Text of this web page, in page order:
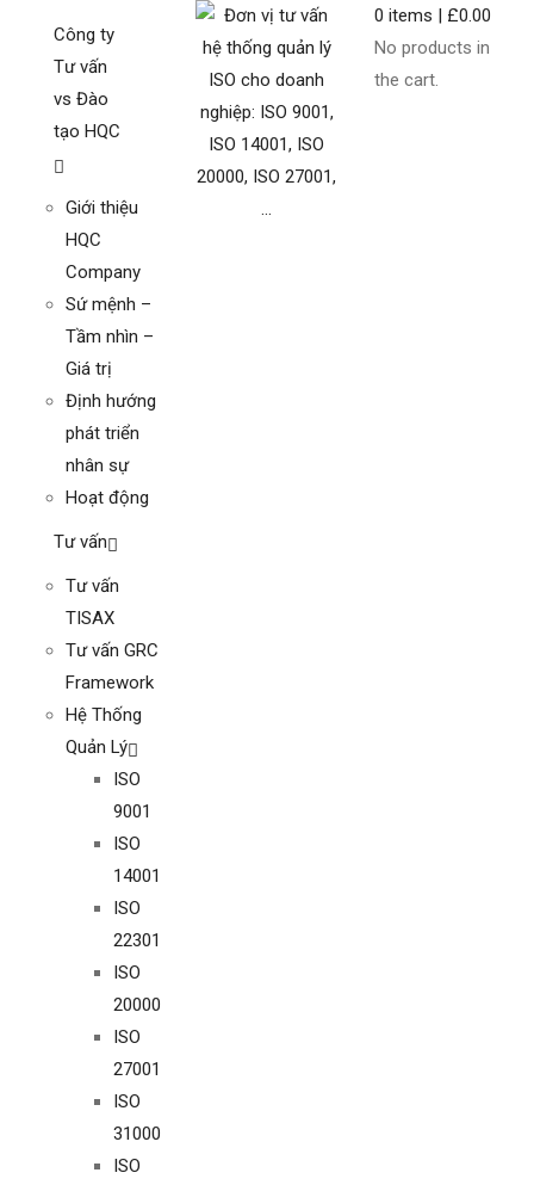
Công ty
Tư vấn
vs Đào
tạo HQC
Giới thiệu
HQC
Company
Sứ mệnh –
Tầm nhìn –
Giá trị
Định hướng
phát triển
nhân sự
Hoạt động
Tư vấn
Tư vấn
TISAX
Tư vấn GRC
Framework
Hệ Thống
Quản Lý
ISO
9001
ISO
14001
ISO
22301
ISO
20000
ISO
27001
ISO
31000
ISO
0 items | £0.00
No products in
the cart.